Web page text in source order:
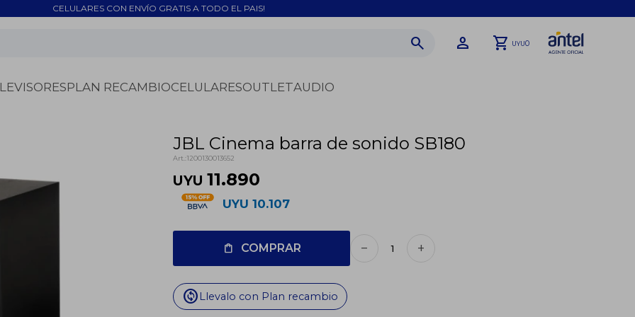
CELULARES CON ENVÍO GRATIS A TODO EL PAIS!
UYU0
PLAN RECAMBIOCELULARESOUTLETAUDIO
JBL Cinema barra de sonido SB180
1200130013652
UYU 11.890
UYU 10.107
COMPRAR remove add
change_circle Llevalo con Plan recambio